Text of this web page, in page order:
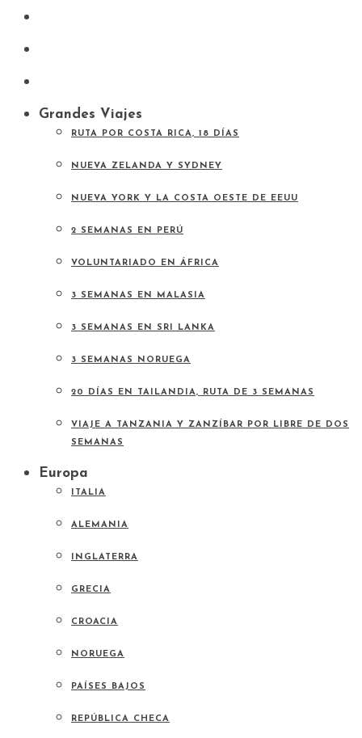
Grandes Viajes
RUTA POR COSTA RICA, 18 DÍAS
NUEVA ZELANDA Y SYDNEY
NUEVA YORK Y LA COSTA OESTE DE EEUU
2 SEMANAS EN PERÚ
VOLUNTARIADO EN ÁFRICA
3 SEMANAS EN MALASIA
3 SEMANAS EN SRI LANKA
3 SEMANAS NORUEGA
20 DÍAS EN TAILANDIA, RUTA DE 3 SEMANAS
VIAJE A TANZANIA Y ZANZÍBAR POR LIBRE DE DOS
SEMANAS
Europa
ITALIA
ALEMANIA
INGLATERRA
GRECIA
CROACIA
NORUEGA
PAÍSES BAJOS
REPÚBLICA CHECA